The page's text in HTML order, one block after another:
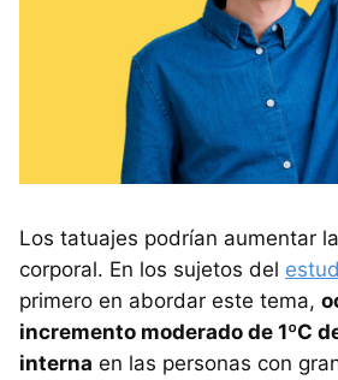
Los tatuajes podrían aumentar
corporal. En los sujetos del
primero en abordar este tema,
incremento moderado de 1ºC
interna en las personas con